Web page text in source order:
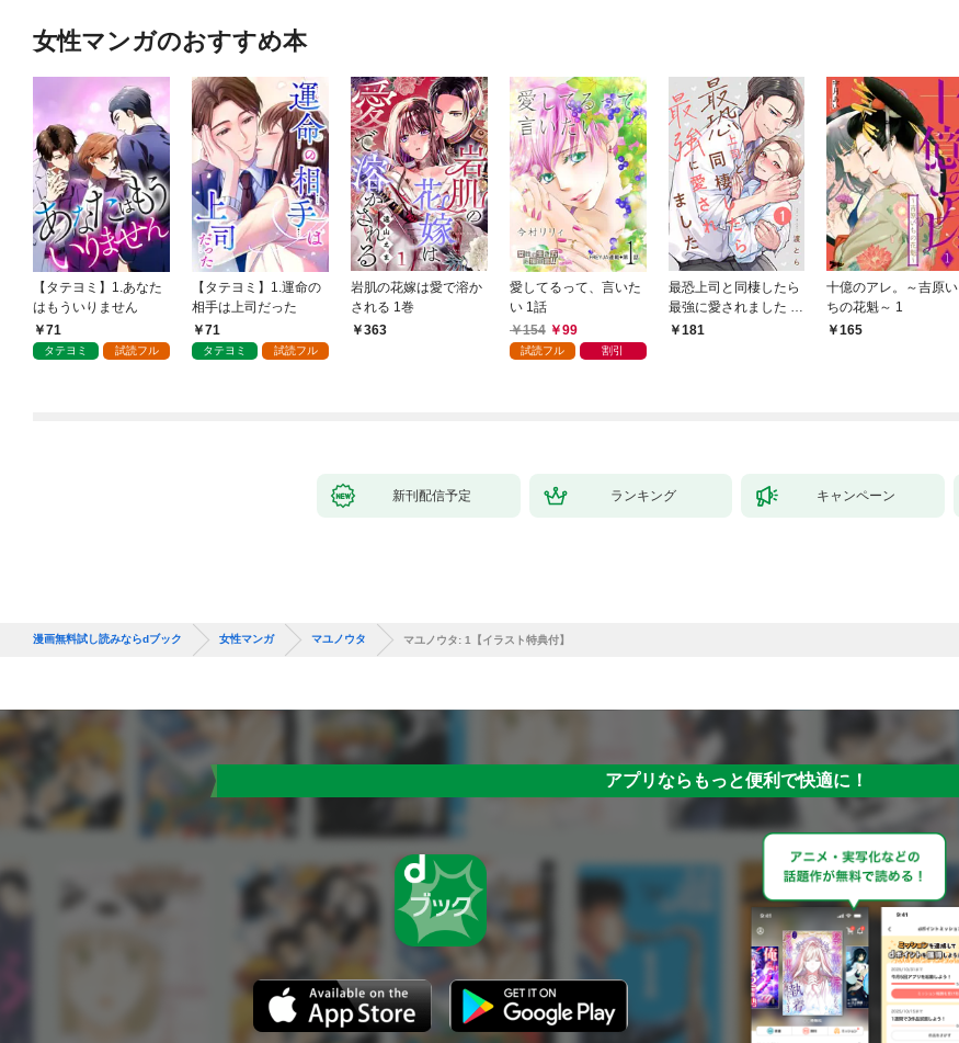
女性マンガのおすすめ本
【タテヨミ】1.あなた
はもういりません
71
タテヨミ 試読フル
【タテヨミ】1.運命の
相手は上司だった
71
タテヨミ 試読フル
岩肌の花嫁は愛で溶か
される 1巻
363
愛してるって、言いた
い 1話
154
99
試読フル 割引
最恐上司と同棲したら
最強に愛されました 1
巻181
十億のアレ。～吉原い
ちの花魁～ 1
165
新刊配信予定 ランキング キャンペーン
漫画無料試し読みならdブック 女性マンガ マユノウタ マユノウタ: 1【イラスト特典付】
アプリならもっと便利で快適に！